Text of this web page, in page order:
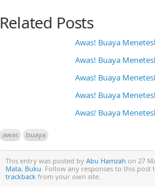
Related Posts
Awas! Buaya
Awas! Buaya
Awas! Buaya
Awas! Buaya
Awas! Buaya
awas buaya
This entry was posted by Abu Hamzah on 27
Mata, Buku. Follow any responses to this post
trackback from your own site.